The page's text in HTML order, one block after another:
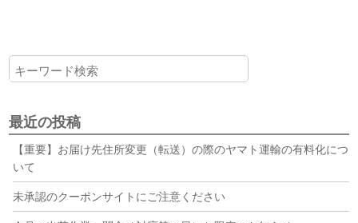
最近の投稿
【重要】お届け先住所変更（転送）の際のヤマト運輸の有料化につ
いて
未承認のクーポンサイトにご注意ください